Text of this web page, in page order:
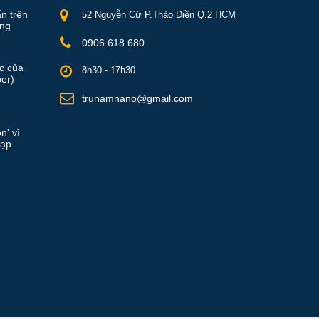
trên
của
vì
52 Nguyễn Cừ P.Thảo Điền Q.2 HCM
0906 618 680
8h30 - 17h30
trunamnano@gmail.com